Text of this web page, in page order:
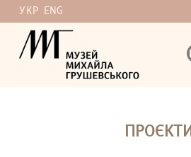
УКР ENG
ПРОЄКТИ